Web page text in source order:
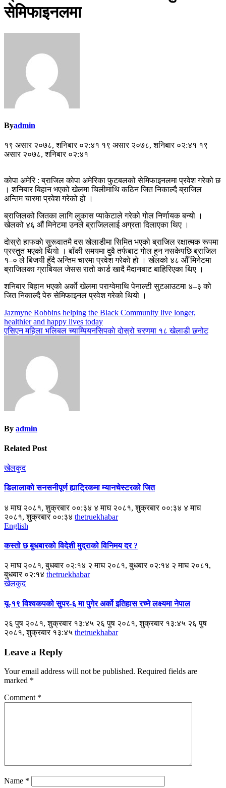
सेमिफाइनलमा
Byadmin
१९ असार २०७८, शनिबार ०२:४१ १९ असार २०७८, शनिबार ०२:४१ १९
असार २०७८, शनिबार ०२:४१
कोपा अमेरि : ब्राजिल कोपा अमेरिका फुटबलको सेमिफाइनलमा प्रवेश गरेको छ
। शनिबार बिहान भएको खेलमा चिलीमाथि कठिन जित निकाल्दै ब्राजिल
अन्तिम चारमा प्रवेश गरेको हो ।
ब्राजिलको जितका लागि लुकास प्याकेटाले गरेको गोल निर्णायक बन्यो ।
खेलको ४६ औं मिनेटमा उनले ब्राजिललाई अग्रता दिलाएका थिए ।
दाेस्राे हाफकाे सुरूवातमै दस खेलाडीमा सिमित भएको ब्राजिल रक्षात्मक रूपमा
प्रस्तुत भएकाे थियाे । बाँकी समयमा दुवै तर्फबाट गाेल हुन नसकेपछि ब्राजिल
१–० ले बिजयी हुँदै अन्तिम चारमा प्रवेश गरेकाे हाे । खेलको ४८ औँ मिनेटमा
ब्राजिलका ग्राबियल जेसस रातो कार्ड खादै मैदानबाट बाहिरिएका थिए ।
शनिबार बिहान भएको अर्काे खेलमा पराग्वेमाथि पेनाल्टी सुटआउटमा ४–३ को
जित निकाल्दै पेरु सेमिफाइनल प्रवेश गरेको थियाे ।
Post
navigation
Jazmyne Robbins helping the Black Community live longer,
healthier and happy lives today
एसिएन महिला भलिबल च्याम्पियनसिपकाे दोस्रो चरणमा १८ खेलाडी छनोट
By admin
Related Post
खेलकुद
डिलालाको सनसनीपूर्ण ह्याट्रिकमा म्यानचेस्टरको जित
४ माघ २०८१, शुक्रबार ००:३४ ४ माघ २०८१, शुक्रबार ००:३४ ४ माघ
२०८१, शुक्रबार ००:३४ thetruekhabar
English
कस्तो छ बुधबारको विदेशी मुद्राको विनिमय दर ?
२ माघ २०८१, बुधबार ०२:१४ २ माघ २०८१, बुधबार ०२:१४ २ माघ २०८१,
बुधबार ०२:१४ thetruekhabar
खेलकुद
यू-१९ विश्वकपको सुपर-६ मा पुगेर अर्को इतिहास रच्ने लक्ष्यमा नेपाल
२६ पुष २०८१, शुक्रबार १३:४५ २६ पुष २०८१, शुक्रबार १३:४५ २६ पुष
२०८१, शुक्रबार १३:४५ thetruekhabar
Leave a Reply
Your email address will not be published. Required fields are
marked *
Comment *
Name *